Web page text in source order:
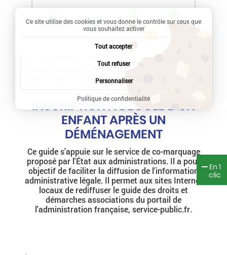
Recherche Profil Menu
En 1
clic
Famille - Scolarité
École primaire (maternelle et élémentaire)
Inscription à l'école d'un enfant après un déménagement
INSCRIPTION À L'ÉCOLE D'UN
ENFANT APRÈS UN
DÉMÉNAGEMENT
Ce guide s'appuie sur le service de co-marquage
proposé par l'État aux administrations. Il a pour
objectif de faciliter la diffusion de l'information
administrative légale. Il permet aux sites Internet
locaux de rediffuser le guide des droits et
démarches associations du portail de
l'administration française, service-public.fr.
Ce site utilise des cookies et vous donne le contrôle sur ceux que
vous souhaitez activer
Tout accepter
Tout refuser
Personnaliser
Politique de confidentialité